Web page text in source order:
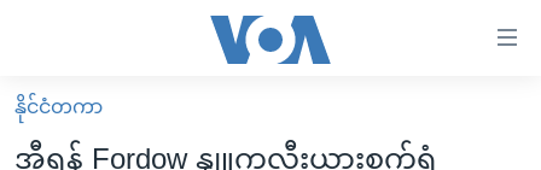
လွယ်ကူ
စေ
မူလစာမျက်နှာ
နိုင်ငံတကာ
အီရန် Fordow နျူကလီးယားစက်ရုံ